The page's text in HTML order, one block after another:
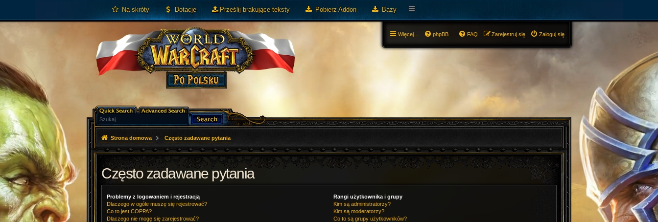
Na skróty Dotacje Prześlij brakujące teksty Pobierz Addon Bazy
Więcej… Zaloguj się
Zarejestruj się
FAQ
phpBB
Strona domowa Często zadawane pytania
Często zadawane pytania
Problemy z logowaniem i rejestracją
Dlaczego w ogóle muszę się rejestrować?
Co to jest COPPA?
Dlaczego nie mogę się zarejestrować?
Rangi użytkownika i grupy
Kim są administratorzy?
Kim są moderatorzy?
Co to są grupy użytkowników?